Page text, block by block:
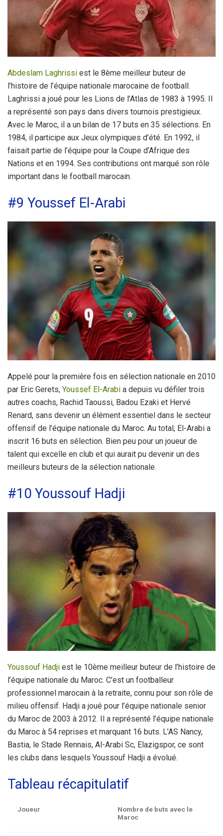
Abdeslam Laghrissi est le 8ème meilleur buteur de
l’histoire de l’équipe nationale marocaine de football.
Laghrissi a joué pour les Lions de l’Atlas de 1983 à 1995. Il
a représenté son pays dans divers tournois prestigieux.
Avec le Maroc, il a un bilan de 17 buts en 35 sélections. En
1984, il participe aux Jeux olympiques d’été. En 1992, il
faisait partie de l’équipe pour la Coupe d’Afrique des
Nations et en 1994. Ses contributions ont marqué son rôle
important dans le football marocain.
#9 Youssef El-Arabi
Appelé pour la première fois en sélection nationale en 2010
par Eric Gerets, Youssef El-Arabi a depuis vu défiler trois
autres coachs, Rachid Taoussi, Badou Ezaki et Hervé
Renard, sans devenir un élément essentiel dans le secteur
offensif de l’équipe nationale du Maroc. Au total, El-Arabi a
inscrit 16 buts en sélection. Bien peu pour un joueur de
talent qui excelle en club et qui aurait pu devenir un des
meilleurs buteurs de la sélection nationale.
#10 Youssouf Hadji
Youssouf Hadji est le 10ème meilleur buteur de l’histoire de
l’équipe nationale du Maroc. C’est un footballeur
professionnel marocain à la retraite, connu pour son rôle de
milieu offensif. Hadji a joué pour l’équipe nationale senior
du Maroc de 2003 à 2012. Il a représenté l’équipe nationale
du Maroc à 54 reprises et marquant 16 buts. L’AS Nancy,
Bastia, le Stade Rennais, Al-Arabi Sc, Elazigspor, ce sont
les clubs dans lesquels Youssouf Hadji a évolué.
Tableau récapitulatif
Joueur
Nombre de buts avec le
Maroc